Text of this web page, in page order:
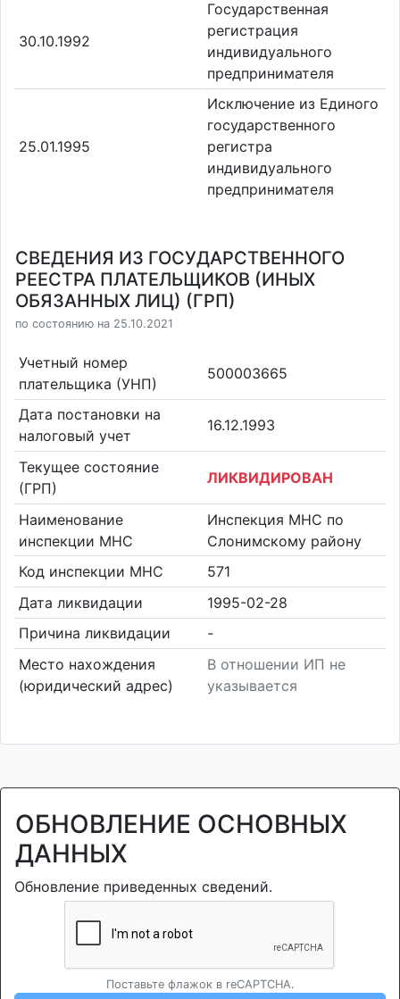
30.10.1992
Государственная
регистрация
индивидуального
предпринимателя
25.01.1995
Исключение из Единого
государственного
регистра
индивидуального
предпринимателя
СВЕДЕНИЯ ИЗ ГОСУДАРСТВЕННОГО
РЕЕСТРА ПЛАТЕЛЬЩИКОВ (ИНЫХ
ОБЯЗАННЫХ ЛИЦ) (ГРП)
по состоянию на 25.10.2021
Учетный номер
плательщика (УНП)
500003665
Дата постановки на
налоговый учет
16.12.1993
Текущее состояние
(ГРП)
ЛИКВИДИРОВАН
Наименование
инспекции МНС
Инспекция МНС по
Слонимскому району
Код инспекции МНС
571
Дата ликвидации
1995-02-28
Причина ликвидации
-
Место нахождения
(юридический адрес)
В отношении ИП не
указывается
ОБНОВЛЕНИЕ ОСНОВНЫХ
ДАННЫХ
Обновление приведенных сведений.
Поставьте флажок в reCAPTCHA.